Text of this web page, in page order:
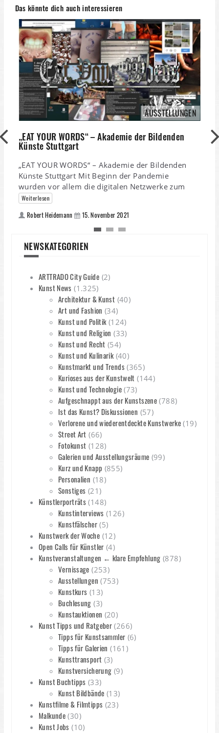
Das könnte dich auch interessieren
AUSSTELLUNGEN
„EAT YOUR WORDS“ – Akademie der Bildenden
Künste Stuttgart
„EAT YOUR WORDS“ – Akademie der Bildenden
Künste Stuttgart Mit Beginn der Pandemie
wurden vor allem die digitalen Netzwerke zum
Weiterlesen
Robert Heidemann 15. November 2021
NEWSKATEGORIEN
ARTTRADO City Guide (2)
Kunst News (1.325)
Architektur & Kunst (40)
Art und Fashion (34)
Kunst und Politik(124)
Kunst und Religion (33)
Kunst und Recht (54)
Kunst und Kulinarik(40)
Kunstmarkt und Trends(365)
Kurioses aus der Kunstwelt (144)
Kunst und Technologie(73)
Aufgeschnappt aus der Kunstszene (788)
Ist das Kunst? Diskussionen (57)
Verlorene und wiederentdeckte Kunstwerke (19)
Street Art (66)
Fotokunst (128)
Galerien und Ausstellungsräume (99)
Kurz und Knapp (855)
Personalien (18)
Sonstiges (21)
Künstlerporträts (148)
Kunstinterviews (126)
Kunstfälscher(5)
Kunstwerk der Woche (12)
Open Calls für Künstler (4)
Kunstveranstaltungen ← klare Empfehlung (878)
Vernissage (253)
Ausstellungen (753)
Kunstkurs (13)
Buchlesung (3)
Kunstauktionen (20)
Kunst Tipps und Ratgeber (266)
Tipps für Kunstsammler (6)
Tipps für Galerien (161)
Kunsttransport (3)
Kunstversicherung (9)
Kunst Buchtipps (33)
Kunst Bildbände (13)
Kunstfilme & Filmtipps (23)
Malkunde (30)
Kunst Jobs (10)